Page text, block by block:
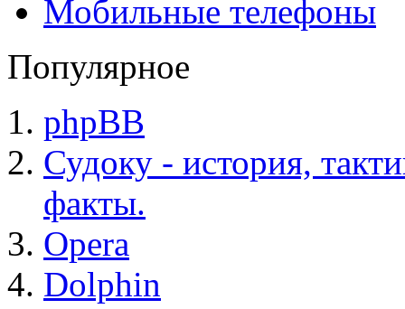
Мобильные телефоны
Популярное
phpBB
Судоку - история,
факты.
Opera
Dolphin